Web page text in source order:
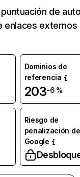
de
enlaces externos
Dominios de
referencia
203-6 %
Riesgo de
penalización de
Google